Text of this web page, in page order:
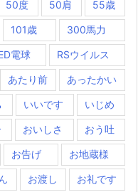
50度 50肩 55歳
101歳 300馬力
電球 RSウイルス
あたり前 あったかい
いいです いじめ
おいしさ おう吐
お告げ お地蔵様
お渡し お礼です